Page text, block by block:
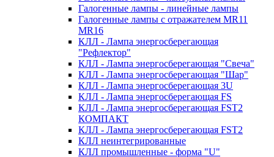
Галогенные лампы - линейные лампы
Галогенные лампы с отражателем MR11
MR16
КЛЛ - Лампа энергосберегающая
"Рефлектор"
КЛЛ - Лампа энергосберегающая "Свеча"
КЛЛ - Лампа энергосберегающая "Шар"
КЛЛ - Лампа энергосберегающая 3U
КЛЛ - Лампа энергосберегающая FS
КЛЛ - Лампа энергосберегающая FST2
КОМПАКТ
КЛЛ - Лампа энергосберегающая FSТ2
КЛЛ неинтегрированные
КЛЛ промышленные - форма "U"